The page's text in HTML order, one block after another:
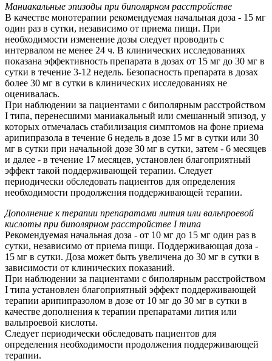
Маниакальные эпизоды при биполярном расстройстве
В качестве монотерапии рекомендуемая начальная доза - 15 мг
один раз в сутки, независимо от приема пищи. При
необходимости изменение дозы следует проводить с
интервалом не менее 24 ч. В клинических исследованиях
показана эффективность препарата в дозах от 15 мг до 30 мг в
сутки в течение 3-12 недель. Безопасность препарата в дозах
более 30 мг в сутки в клинических исследованиях не
оценивалась.
При наблюдении за пациентами с биполярным расстройством
I типа, перенесшими маниакальный или смешанный эпизод, у
которых отмечалась стабилизация симптомов на фоне приема
арипипразола в течение 6 недель в дозе 15 мг в сутки или 30
мг в сутки при начальной дозе 30 мг в сутки, затем - 6 месяцев
и далее - в течение 17 месяцев, установлен благоприятный
эффект такой поддерживающей терапии. Следует
периодически обследовать пациентов для определения
необходимости продолжения поддерживающей терапии.
Дополнение к терапии препаратами лития или вальпроевой
кислоты при биполярном расстройстве I типа
Рекомендуемая начальная доза - от 10 мг до 15 мг один раз в
сутки, независимо от приема пищи. Поддерживающая доза -
15 мг в сутки. Доза может быть увеличена до 30 мг в сутки в
зависимости от клинических показаний.
При наблюдении за пациентами с биполярным расстройством
I типа установлен благоприятный эффект поддерживающей
терапии арипипразолом в дозе от 10 мг до 30 мг в сутки в
качестве дополнения к терапии препаратами лития или
вальпроевой кислоты.
Следует периодически обследовать пациентов для
определения необходимости продолжения поддерживающей
терапии.